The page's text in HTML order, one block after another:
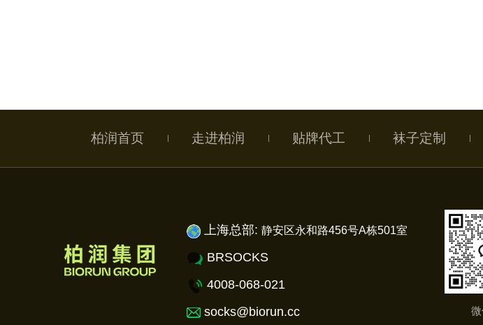
柏润首页 走进柏润 贴牌代工 袜子定制
上海总部:静安区永和路456号A栋501室
BRSOCKS
4008-068-021
socks@biorun.cc